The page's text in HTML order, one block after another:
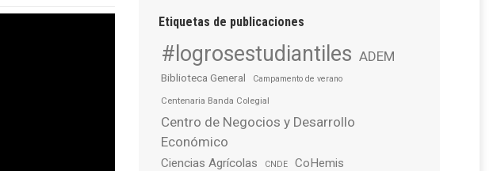
Etiquetas de publicaciones
#logrosestudiantiles ADEM
Biblioteca General Campamento de verano
Centenaria Banda Colegial
Centro de Negocios y Desarrollo
Económico
Ciencias Agrícolas CNDE CoHemis